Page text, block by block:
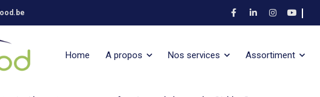
Home A propos Nos services Assortiment